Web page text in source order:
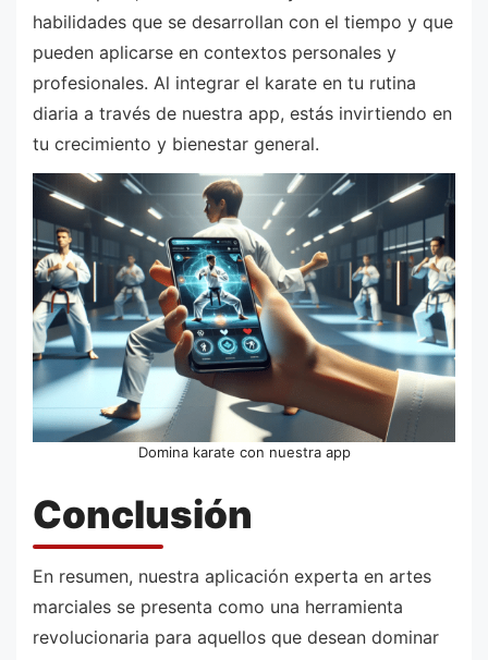
habilidades que se desarrollan con el tiempo y que
pueden aplicarse en contextos personales y
profesionales. Al integrar el karate en tu rutina
diaria a través de nuestra app, estás invirtiendo en
tu crecimiento y bienestar general.
Domina karate con nuestra app
Conclusión
En resumen, nuestra aplicación experta en artes
marciales se presenta como una herramienta
revolucionaria para aquellos que desean dominar